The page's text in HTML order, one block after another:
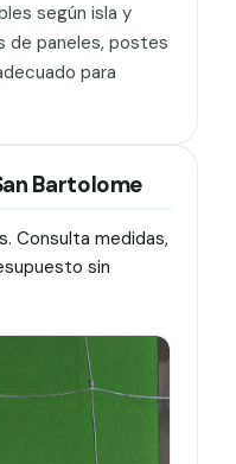
según isla y
de paneles, postes
para
Bartolome
Consulta medidas,
sin